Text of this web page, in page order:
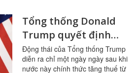
Tổng thống Donald
Trump quyết định
tăng thuế lên 300 tỷ
USD hàng còn lại
Động thái của Tổng thống Trump
diễn ra chỉ một ngày ngày sau khi
nước này chính thức tăng thuế từ